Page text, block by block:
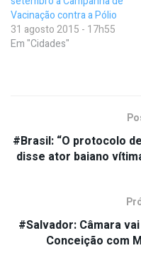
Vacinação contra a Pólio
31 agosto 2015 - 17h55
Em "Cidades"
#Brasil: “O protocolo
disse ator baiano
#Salvador: Câmara
Conceição com